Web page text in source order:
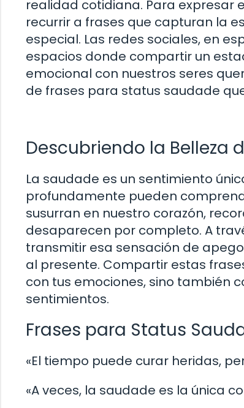
realidad cotidiana. Para expresar
recurrir a frases que capturan la
especial. Las redes sociales, en
espacios donde compartir un
emocional con nuestros seres
de frases para status saudade
Descubriendo la Belleza
La saudade es un sentimiento
profundamente pueden
susurran en nuestro corazón,
desaparecen por completo. A
transmitir esa sensación de
al presente. Compartir estas
con tus emociones, sino también
sentimientos.
Frases para Status
«El tiempo puede curar heridas,
«A veces, la saudade es la única